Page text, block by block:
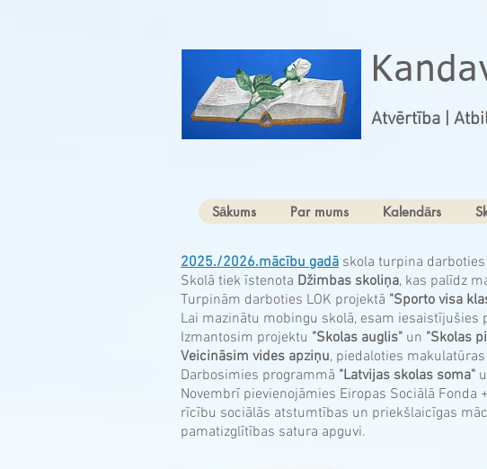
Atvērtība |
Sākums Par mums Kalendārs
2025./2026.mācību gadā skola turpina darboties
Skolā tiek īstenota Džimbas skoliņa, kas palīdz
Turpinām darboties LOK projektā "Sporto visa
Lai mazinātu mobingu skolā, esam iesaistījušies
Izmantosim projektu "Skolas auglis" un "Skolas
Veicināsim vides apziņu, piedaloties
Darbosimies programmā "Latvijas skolas soma"
Novembrī pievienojāmies Eiropas Sociālā
rīcību sociālās atstumtības un priekšlaicīgas
pamatizglītības satura apguvi.